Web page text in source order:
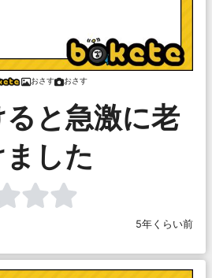
おさす おさす
と急激に老
した
5年くらい前